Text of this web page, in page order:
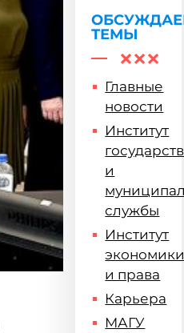
ТЕМЫ
Главные
новости
Институт
и
службы
Институт
и права
Карьера
МАГУ